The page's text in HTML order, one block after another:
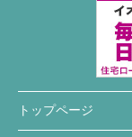
トップページ